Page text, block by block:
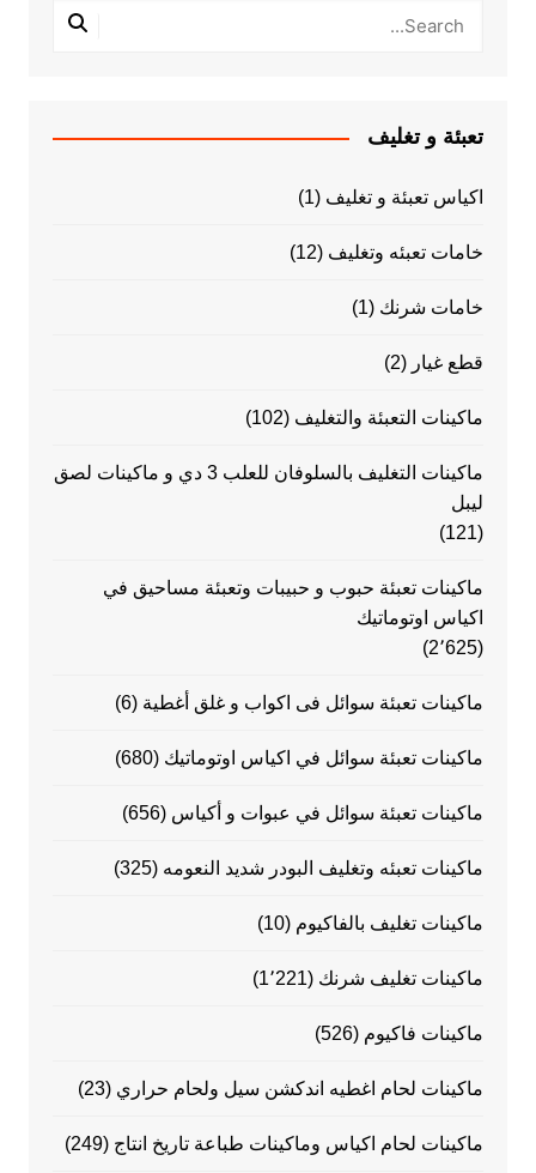
تعبئة و تغليف
اكياس تعبئة و تغليف (1)
خامات تعبئه وتغليف (12)
خامات شرنك (1)
قطع غيار (2)
ماكينات التعبئة والتغليف (102)
ماكينات التغليف بالسلوفان للعلب 3 دي و ماكينات لصق
ليبل
(121)
ماكينات تعبئة حبوب و حبيبات وتعبئة مساحيق في
اكياس اوتوماتيك
(2٬625)
ماكينات تعبئة سوائل فى اكواب و غلق أغطية (6)
ماكينات تعبئة سوائل في اكياس اوتوماتيك (680)
ماكينات تعبئة سوائل في عبوات و أكياس (656)
ماكينات تعبئه وتغليف البودر شديد النعومه (325)
ماكينات تغليف بالفاكيوم (10)
ماكينات تغليف شرنك (1٬221)
ماكينات فاكيوم (526)
ماكينات لحام اغطيه اندكشن سيل ولحام حراري (23)
ماكينات لحام اكياس وماكينات طباعة تاريخ انتاج (249)